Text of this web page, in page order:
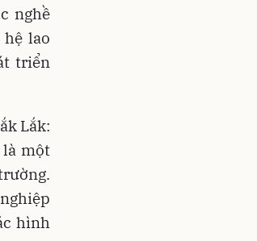
nghề
lao
triển
Lắk:
là một
hình